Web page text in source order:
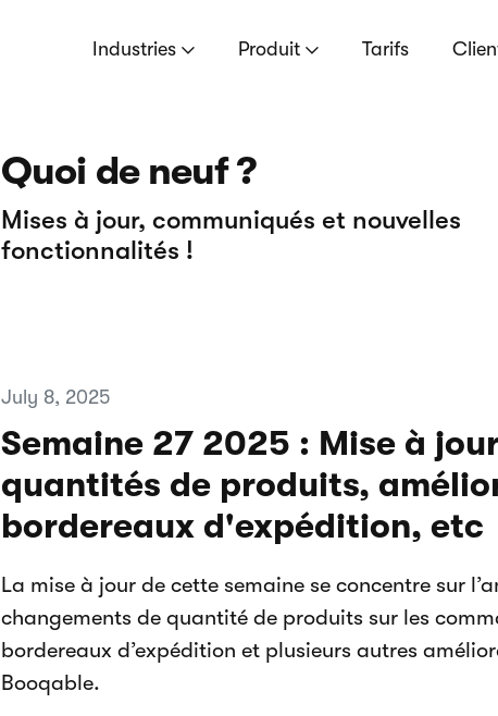
Industries Produit Tarifs
Quoi de neuf ?
Mises à jour, communiqués et nouvelles
fonctionnalités !
July 8, 2025
Semaine 27 2025 : Mise à
quantités de produits,
bordereaux d'expédition, etc
La mise à jour de cette semaine se concentre sur
changements de quantité de produits sur les
bordereaux d’expédition et plusieurs autres
Booqable.